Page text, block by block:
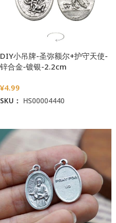
DIY小吊牌-圣弥额尔+护守天使-
锌合金-镀银-2.2cm
¥4.99
SKU： HS00004440